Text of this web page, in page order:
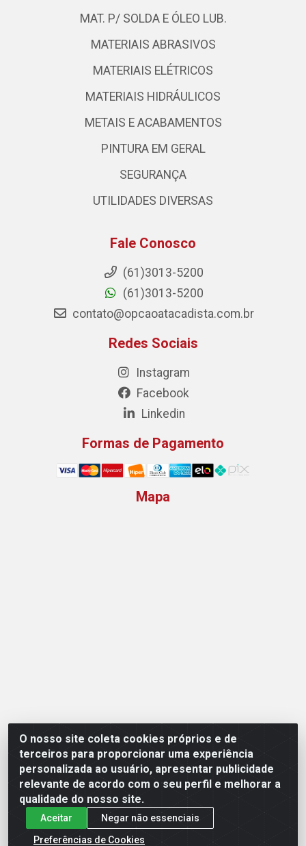
O nosso site coleta cookies próprios e de
terceiros para proporcionar uma experiência
personalizada ao usuário, apresentar publicidade
relevante de acordo com o seu perfil e melhorar a
qualidade do nosso site.
Aceitar
Negar não essenciais
Preferências de Cookies
MAT. P/ SOLDA E ÓLEO LUB.
MATERIAIS ABRASIVOS
MATERIAIS ELÉTRICOS
MATERIAIS HIDRÁULICOS
METAIS E ACABAMENTOS
PINTURA EM GERAL
SEGURANÇA
UTILIDADES DIVERSAS
Fale Conosco
(61)3013-5200
(61)3013-5200
contato@opcaoatacadista.com.br
Redes Sociais
Instagram
Facebook
Linkedin
Formas de Pagamento
Mapa
Opção Atacadista - Setor De Industria Qi 21 Lt 23 A 41,
SN - Setor Industrial (Ceilândia), Brasília/DF - CEP
72265-210 - CNPJ 17.244.285/0001-09